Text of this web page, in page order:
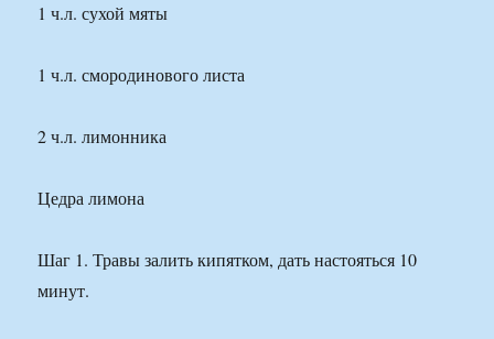
1 ч.л. сухой мяты
1 ч.л. смородинового листа
2 ч.л. лимонника
Цедра лимона
Шаг 1. Травы залить кипятком, дать настояться 10
минут.